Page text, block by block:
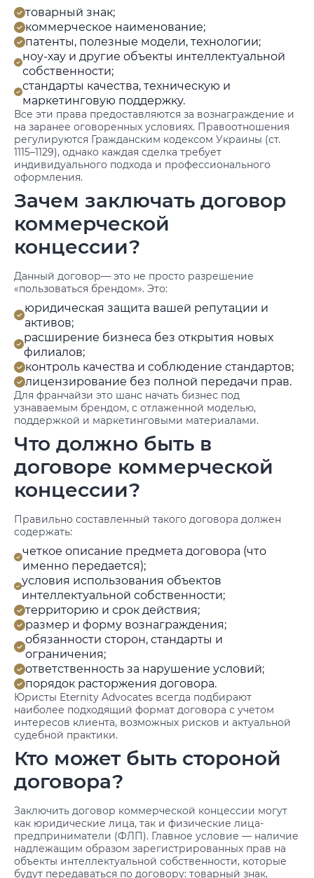
товарный знак;
коммерческое наименование;
патенты, полезные модели, технологии;
ноу-хау и другие объекты интеллектуальной
собственности;
стандарты качества, техническую и
маркетинговую поддержку.
Все эти права предоставляются за вознаграждение и
на заранее оговоренных условиях. Правоотношения
регулируются Гражданским кодексом Украины (ст.
1115–1129), однако каждая сделка требует
индивидуального подхода и профессионального
оформления.
Зачем заключать договор
коммерческой
концессии?
Данный договор— это не просто разрешение
«пользоваться брендом». Это:
юридическая защита вашей репутации и
активов;
расширение бизнеса без открытия новых
филиалов;
контроль качества и соблюдение стандартов;
лицензирование без полной передачи прав.
Для франчайзи это шанс начать бизнес под
узнаваемым брендом, с отлаженной моделью,
поддержкой и маркетинговыми материалами.
Что должно быть в
договоре коммерческой
концессии?
Правильно составленный такого договора должен
содержать:
четкое описание предмета договора (что
именно передается);
условия использования объектов
интеллектуальной собственности;
территорию и срок действия;
размер и форму вознаграждения;
обязанности сторон, стандарты и
ограничения;
ответственность за нарушение условий;
порядок расторжения договора.
Юристы Eternity Advocates всегда подбирают
наиболее подходящий формат договора с учетом
интересов клиента, возможных рисков и актуальной
судебной практики.
Кто может быть стороной
договора?
Заключить договор коммерческой концессии могут
как юридические лица, так и физические лица-
предприниматели (ФЛП). Главное условие — наличие
надлежащим образом зарегистрированных прав на
объекты интеллектуальной собственности, которые
будут передаваться по договору: товарный знак,